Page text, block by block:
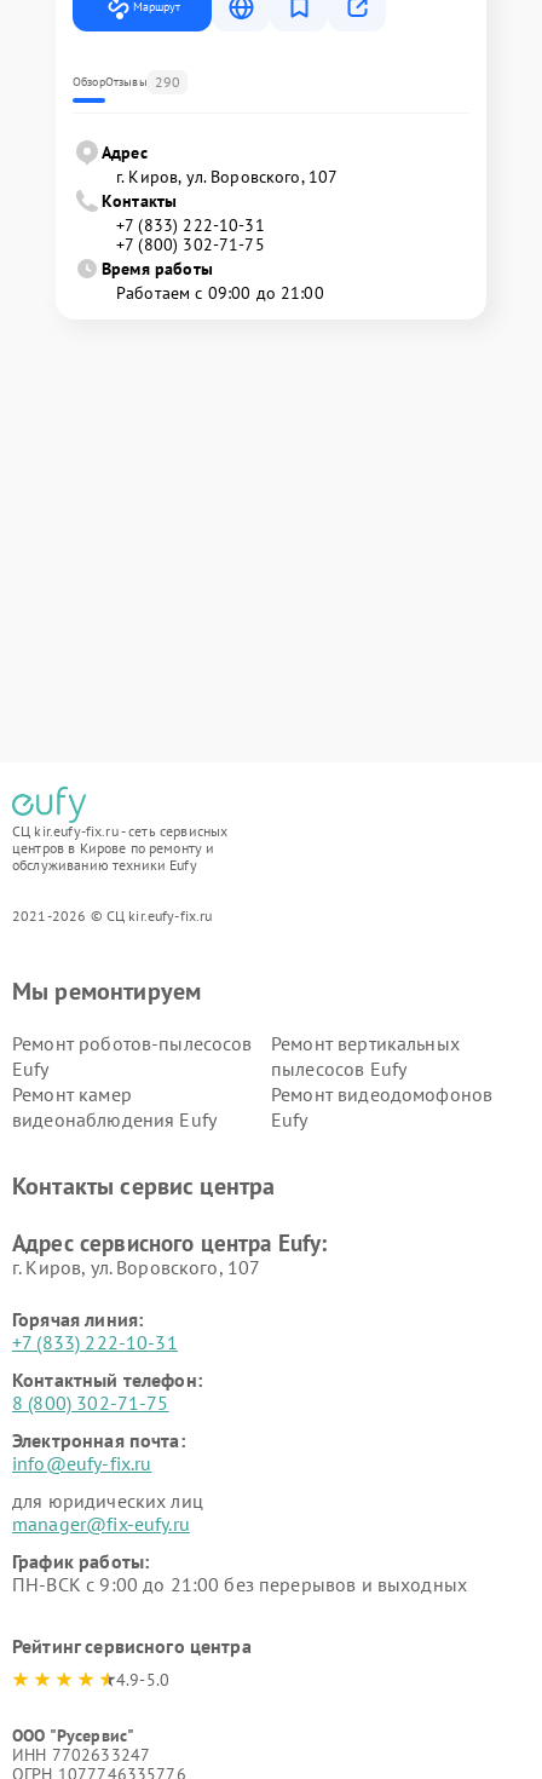
Маршрут
ОбзорОтзывы 290
Адрес
г. Киров, ул. Воровского, 107
Контакты
+7 (833) 222-10-31
+7 (800) 302-71-75
Время работы
Работаем с 09:00 до 21:00
СЦ kir.eufy-fix.ru - сеть сервисных
центров в Кирове по ремонту и
обслуживанию техники Eufy
2021-2026 © СЦ kir.eufy-fix.ru
Мы ремонтируем
Ремонт роботов-пылесосов
Eufy
Ремонт вертикальных
пылесосов Eufy
Ремонт камер
видеонаблюдения Eufy
Ремонт видеодомофонов
Eufy
Контакты сервис центра
Адрес сервисного центра Eufy:
г. Киров, ул. Воровского, 107
Горячая линия:
+7 (833) 222-10-31
Контактный телефон:
8 (800) 302-71-75
Электронная почта:
info@eufy-fix.ru
для юридических лиц
manager@fix-eufy.ru
График работы:
ПН-ВСК с 9:00 до 21:00 без перерывов и выходных
Рейтинг сервисного центра
4.9-5.0
ООО "Русервис"
ИНН 7702633247
ОГРН 1077746335776